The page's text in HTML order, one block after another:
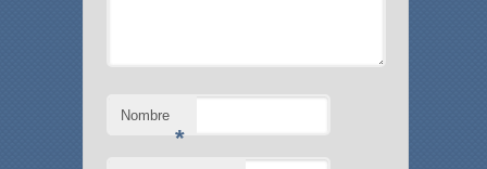
Nombre
*